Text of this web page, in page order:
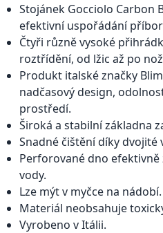
Stojánek Gocciolo Carbon
efektivní uspořádání
Čtyři různě vysoké
roztřídění, od lžic až po
Produkt italské značky
nadčasový design,
prostředí.
Široká a stabilní základna
Snadné čištění díky dvojité
Perforované dno
vody.
Lze mýt v myčce na nádobí.
Materiál neobsahuje
Vyrobeno v Itálii.